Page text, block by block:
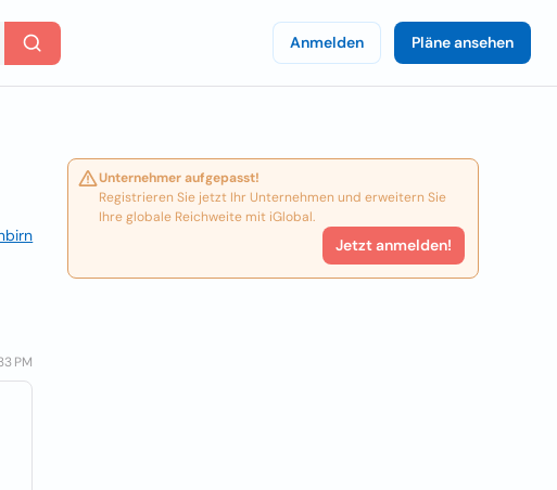
Anmelden Pläne ansehen
PM
Unternehmer aufgepasst!
Registrieren Sie jetzt Ihr Unternehmen und erweitern Sie
Ihre globale Reichweite mit iGlobal.
Jetzt anmelden!